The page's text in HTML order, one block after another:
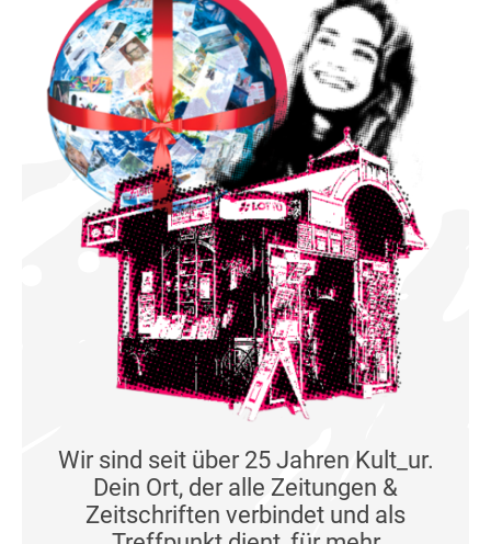
Wir sind seit über 25 Jahren Kult_ur.
Dein Ort, der alle Zeitungen &
Zeitschriften verbindet und als